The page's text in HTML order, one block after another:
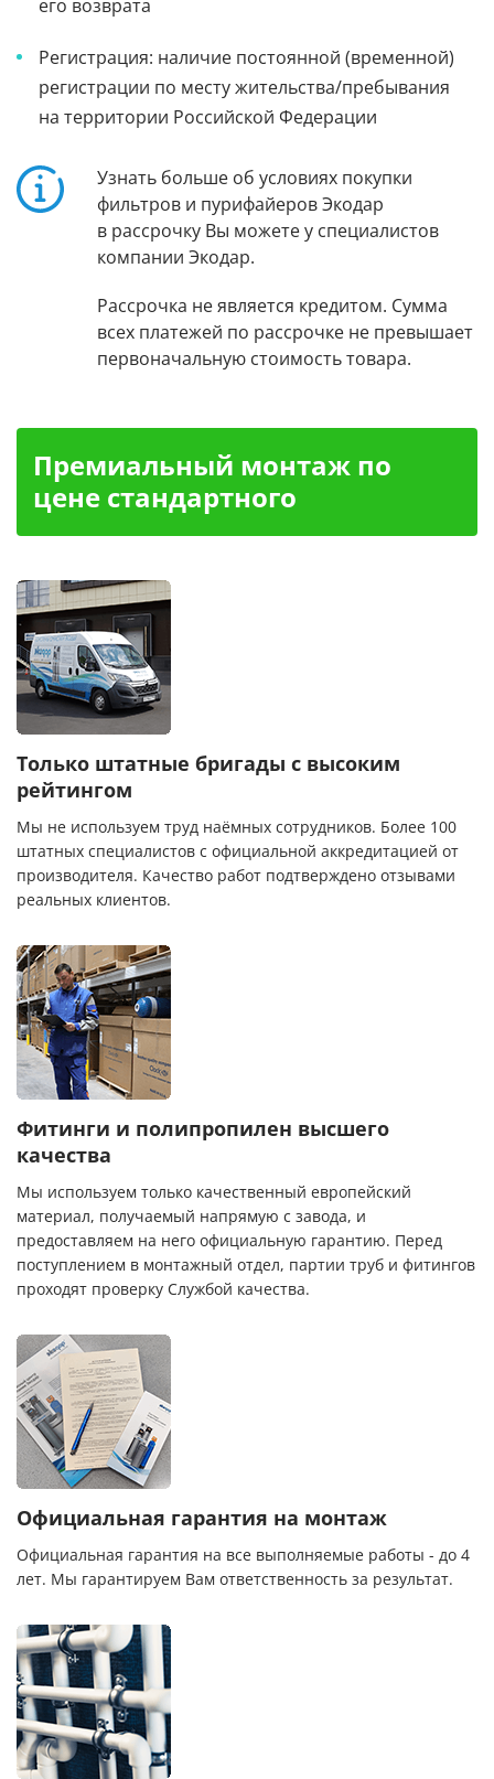
его возврата
Регистрация: наличие постоянной (временной)
регистрации по месту жительства/пребывания
на территории Российской Федерации
Узнать больше об условиях покупки
фильтров и пурифайеров Экодар
в рассрочку Вы можете у специалистов
компании Экодар.
Рассрочка не является кредитом. Сумма
всех платежей по рассрочке не превышает
первоначальную стоимость товара.
Премиальный монтаж по
цене стандартного
Только штатные бригады с высоким
рейтингом
Мы не используем труд наёмных сотрудников. Более 100
штатных специалистов с официальной аккредитацией от
производителя. Качество работ подтверждено отзывами
реальных клиентов.
Фитинги и полипропилен высшего
качества
Мы используем только качественный европейский
материал, получаемый напрямую с завода, и
предоставляем на него официальную гарантию. Перед
поступлением в монтажный отдел, партии труб и фитингов
проходят проверку Службой качества.
Официальная гарантия на монтаж
Официальная гарантия на все выполняемые работы - до 4
лет. Мы гарантируем Вам ответственность за результат.